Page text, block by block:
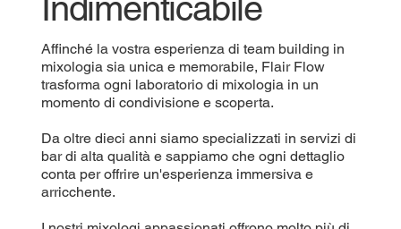
Affinché la vostra esperienza di team building in
mixologia sia unica e memorabile, Flair Flow
trasforma ogni laboratorio di mixologia in un
momento di condivisione e scoperta.
Da oltre dieci anni siamo specializzati in servizi di
bar di alta qualità e sappiamo che ogni dettaglio
conta per offrire un'esperienza immersiva e
arricchente.